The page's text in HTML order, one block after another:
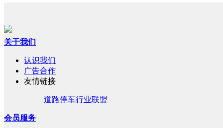
关于我们
认识我们
广告合作
友情链接
道路停车行业联盟
会员服务